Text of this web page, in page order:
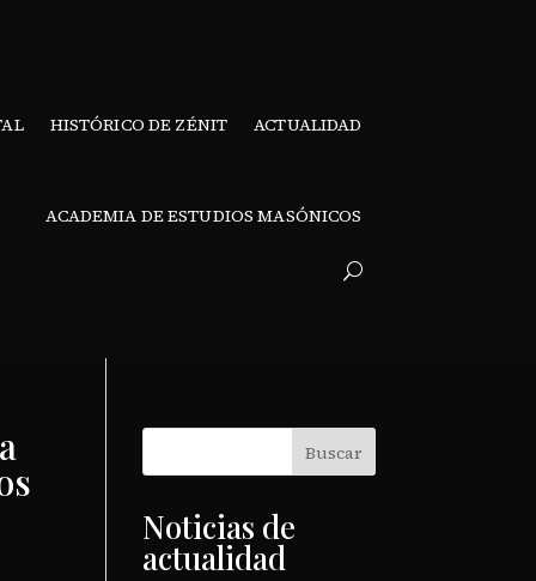
HISTÓRICO DE ZÉNIT ACTUALIDAD
ACADEMIA DE ESTUDIOS MASÓNICOS
Buscar
Noticias de
actualidad